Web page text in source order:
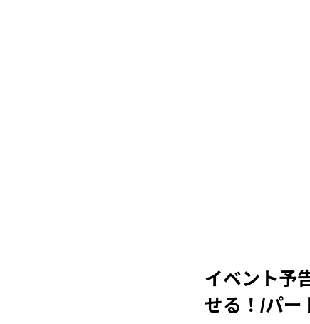
イベント予
せる！/パー